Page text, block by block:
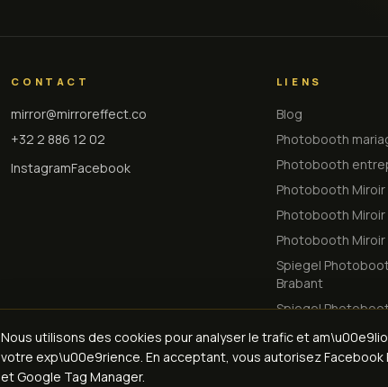
CONTACT
mirror@mirroreffect.co
+32 2 886 12 02
InstagramFacebook
LIENS
Blog
Photobooth
Photobooth
Photobooth Miroir
Photobooth Miroir
Photobooth Miroir
Spiegel
Brabant
Spiegel
Nous utilisons des cookies pour analyser le trafic et
votre exp\u00e9rience. En acceptant, vous autorisez Facebook
et Google Tag Manager.